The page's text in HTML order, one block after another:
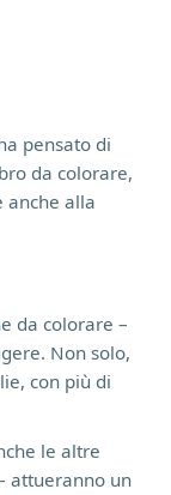
pensato di
da colorare,
anche alla
da colorare –
Non solo,
con più di
le altre
attueranno un